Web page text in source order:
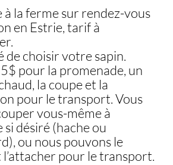
la ferme sur rendez-vous
en Estrie, tarif à
de choisir votre sapin.
pour la promenade, un
la coupe et la
pour le transport. Vous
vous-même à
si désiré (hache ou
ou nous pouvons le
pour le transport.